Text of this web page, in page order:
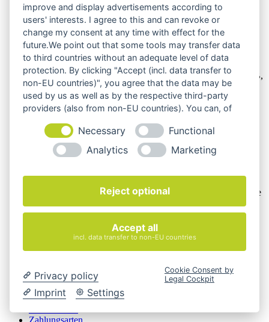
Wir verkaufen online ausschließlich an Unternehmer
Unsere Angebote richten sich nur an Unternehmer, §14 BGB,
also an natürliche oder juristische Personen oder rechtsfähige
Personengesellschaften, die bei Abschluss eines
Rechtsgeschäfts in Ausübung ihrer gewerblichen oder
keine Verträge mit Verbrauchern,
§ 13 BGB.
Hinweis zu Produktabbildungen
Artikelbeschreibung abweichen können. Maßgeblich sind die
Angebot. Gerne konfigurieren wir das ausgewählte Produkt
genau nach Ihren Vorstellungen.
Magazin
FAQ
Kontakt
improve and display advertisements according to
users' interests. I agree to this and can revoke or
change my consent at any time with effect for the
future.We point out that some tools may transfer data
to third countries without an adequate level of data
protection. By clicking "Accept (incl. data transfer to
non-EU countries)", you agree that the data may be
used by us as well as by the respective third-party
providers (also from non-EU countries). You can, of
Necessary
Functional
Analytics
Marketing
Reject optional
Accept all
incl. data transfer to non-EU countries
Privacy policy
Imprint
Settings
Cookie Consent by
Legal Cockpit